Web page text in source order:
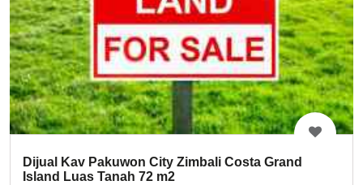
Dijual Kav Pakuwon City Zimbali Costa Grand
Island Luas Tanah 72 m2